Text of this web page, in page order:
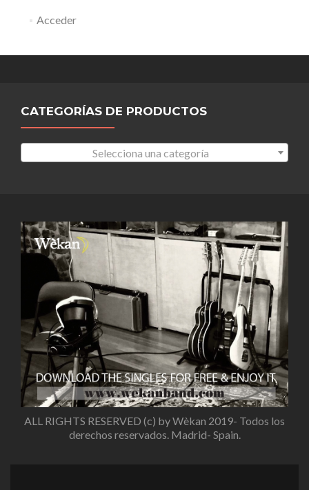
Acceder
CATEGORÍAS DE PRODUCTOS
Selecciona una categoría
ALL RIGHTS RESERVED (c) by Wèkan 2019- Todos los
derechos reservados. Madrid- Spain.